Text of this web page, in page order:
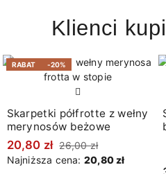
Klienci
RABAT -20%
Skarpetki półfrotte z wełny
merynosów beżowe
20,80 zł 26,00 zł
Najniższa cena: 20,80 zł